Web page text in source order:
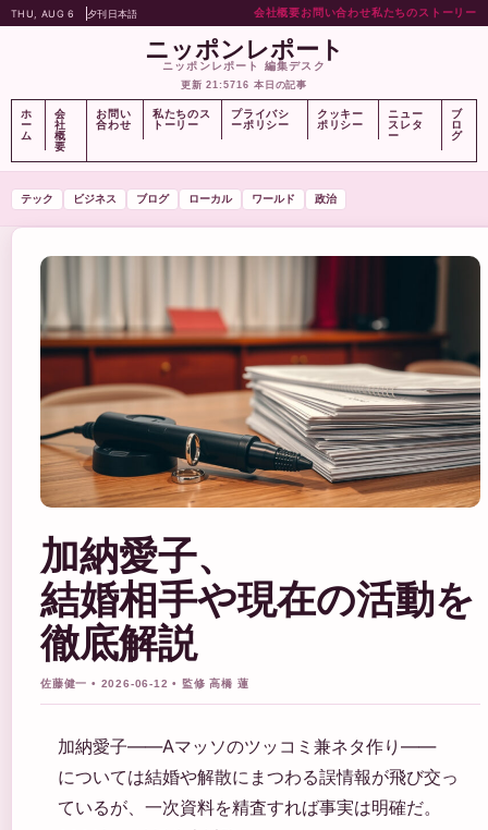
THU, AUG 6 夕刊日本語 会社概要お問い合わせ私たちのストーリー
ニッポンレポート
ニッポンレポート 編集デスク
更新 21:5716 本日の記事
ホ
ー
ム
会
社
概
要
お問い
合わせ
私たちのス
トーリー
プライバシ
ーポリシー
クッキー
ポリシー
ニュー
スレタ
ー
ブ
ロ
グ
テック ビジネス ブログ ローカル ワールド 政治
加納愛子、
結婚相手や現在の活動を
徹底解説
佐藤健一 • 2026-06-12 • 監修 高橋 蓮
加納愛子――Aマッソのツッコミ兼ネタ作り――
については結婚や解散にまつわる誤情報が飛び交っ
ているが、一次資料を精査すれば事実は明確だ。